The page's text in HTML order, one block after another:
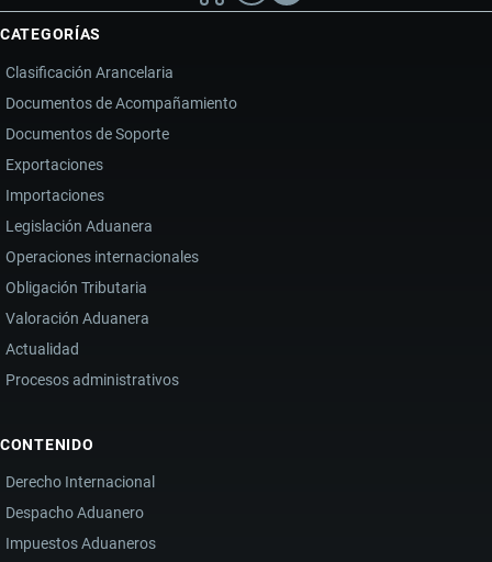
PROVEEDORES
ESTRATEGIAS
PARA
IMPORTAR
ZAPATOS
CATEGORÍAS
Clasificación Arancelaria
Documentos de Acompañamiento
Documentos de Soporte
Exportaciones
Importaciones
Legislación Aduanera
Operaciones internacionales
Obligación Tributaria
Valoración Aduanera
Actualidad
Procesos administrativos
CONTENIDO
Derecho Internacional
Despacho Aduanero
Impuestos Aduaneros